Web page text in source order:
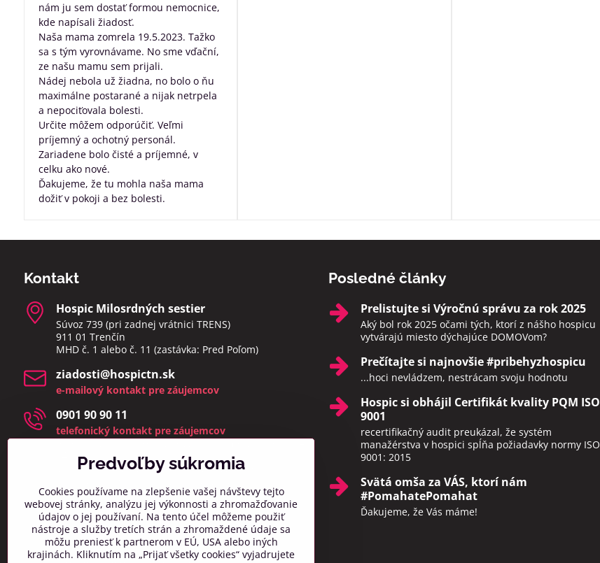
nám ju sem dostať formou nemocnice,
kde napísali žiadosť.
Naša mama zomrela 19.5.2023. Tažko
sa s tým vyrovnávame. No sme vďační,
ze našu mamu sem prijali.
Nádej nebola už žiadna, no bolo o ňu
maximálne postarané a nijak netrpela
a nepociťovala bolesti.
Určite môžem odporúčiť. Veľmi
príjemný a ochotný personál.
Zariadene bolo čisté a príjemné, v
celku ako nové.
Ďakujeme, že tu mohla naša mama
dožiť v pokoji a bez bolesti.
Kontakt
Hospic Milosrdných sestier
Súvoz 739 (pri zadnej vrátnici TRENS)
911 01 Trenčín
MHD č. 1 alebo č. 11 (zastávka: Pred Poľom)
ziadosti​@hospictn​.sk
e-mailový kontakt pre záujemcov
0901 90 90 11
telefonický kontakt pre záujemcov
telefonáty a osobné návštevy prijímame v čase 8:00 –
14:00
(zmeškané hovory a osobné návštevy mimo týchto
info​@hospictn​.sk
všeobecný kontaktný mail
0918 606 261
Posledné články
Prelistujte si Výročnú správu za rok 2025
Aký bol rok 2025 očami tých, ktorí z nášho hospicu
vytvárajú miesto dýchajúce DOMOVom?
Prečítajte si najnovšie #pribehyzhospicu
...hoci nevládzem, nestrácam svoju hodnotu
Hospic si obhájil Certifikát kvality PQM ISO
9001
recertifikačný audit preukázal, že systém
manažérstva v hospici spĺňa požiadavky normy ISO
9001: 2015
Svätá omša za VÁS, ktorí nám
#PomahatePomahat
Ďakujeme, že Vás máme!
Predvoľby súkromia
Cookies používame na zlepšenie vašej návštevy tejto
webovej stránky, analýzu jej výkonnosti a zhromažďovanie
údajov o jej používaní. Na tento účel môžeme použiť
nástroje a služby tretích strán a zhromaždené údaje sa
môžu preniesť k partnerom v EÚ, USA alebo iných
krajinách. Kliknutím na „Prijať všetky cookies“ vyjadrujete